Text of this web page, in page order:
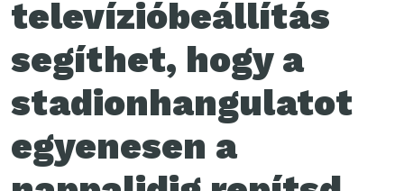
televízióbeállítás
segíthet, hogy a
stadionhangulatot
egyenesen a